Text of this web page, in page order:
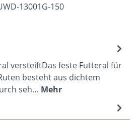
13001G-150
versteiftDas feste Futteral für
besteht aus dichtem
seh… Mehr